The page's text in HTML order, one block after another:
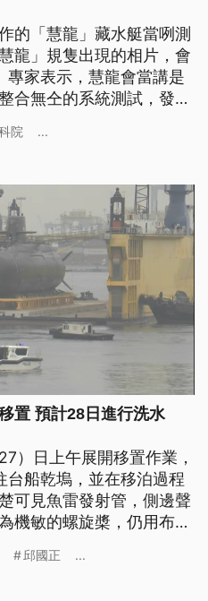
的「慧龍」藏水艇當咧測
龍」規隻出現的相片，會
家表示，慧龍會當講是
合無仝的系統測試，發揮
語文。）
院 ...
置 預計28日進行洗水
）日上午展開移置作業，
船乾塢，並在移泊過程
可見魚雷發射管，側邊聲
機敏的螺旋槳，仍用布套
部長邱國正表示，海鯤號
邱國正 ...